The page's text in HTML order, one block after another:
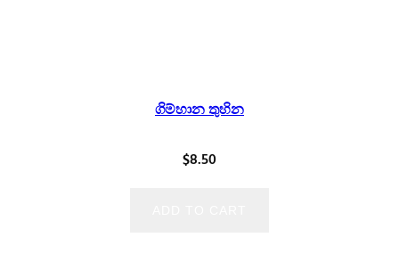
ගිම්හාන තුහින
$8.50